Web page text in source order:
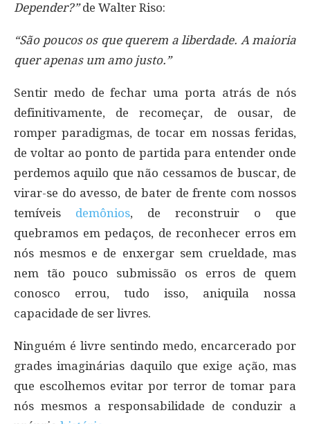
Depender?”de Walter Riso:
“São poucos os que querem a liberdade. A maioria
quer apenas um amo justo.”
Sentir medo de fechar uma porta atrás de nós
definitivamente, de recomeçar, de ousar, de
romper paradigmas, de tocar em nossas feridas,
de voltar ao ponto de partida para entender onde
perdemos aquilo que não cessamos de buscar, de
virar-se do avesso, de bater de frente com nossos
temíveis demônios, de reconstruir o que
quebramos em pedaços, de reconhecer erros em
nós mesmos e de enxergar sem crueldade, mas
nem tão pouco submissão os erros de quem
conosco errou, tudo isso, aniquila nossa
capacidade de ser livres.
Ninguém é livre sentindo medo, encarcerado por
grades imaginárias daquilo que exige ação, mas
que escolhemos evitar por terror de tomar para
nós mesmos a responsabilidade de conduzir a